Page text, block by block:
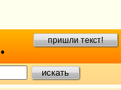
•
пришли текст!